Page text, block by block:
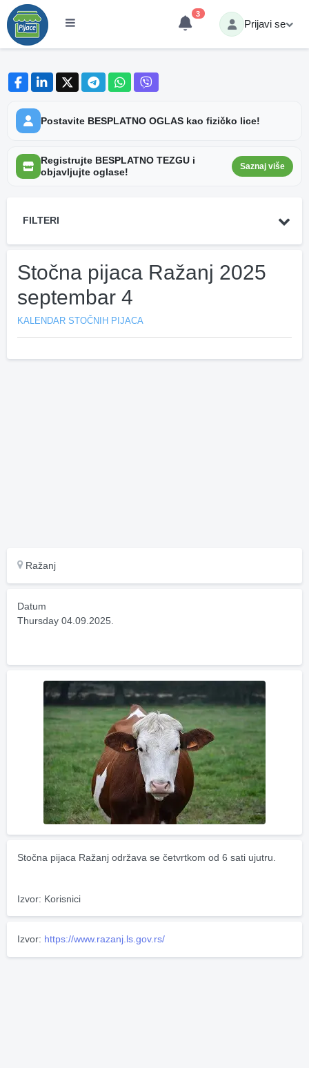
3
Prijavi se
Postavite BESPLATNO OGLAS kao fizičko lice!
Registrujte BESPLATNO TEZGU i
objavljujte oglase!
Saznaj više
FILTERI
Stočna pijaca Ražanj 2025
septembar 4
KALENDAR STOČNIH PIJACA
Ražanj
Datum
Thursday 04.09.2025.
Stočna pijaca Ražanj održava se četvrtkom od 6 sati ujutru.
Izvor: Korisnici
Izvor: https://www.razanj.ls.gov.rs/